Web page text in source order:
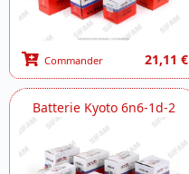
Commander 21,11 €
Batterie Kyoto 6n6-1d-2